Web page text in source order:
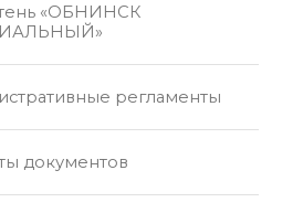
«ОБНИНСК
регламенты
документов